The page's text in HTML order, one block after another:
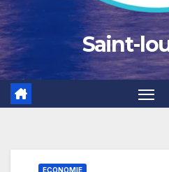
Saint-
ECONOMIE